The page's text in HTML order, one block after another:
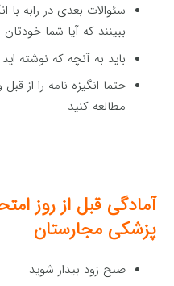
سئوالات بعدی در رابه
ببینند که آیا شما خودتان
باید به آنچه که نوشته
حتما انگیزه نامه را از
مطالعه کنید
آمادگی قبل از روز
پزشکی مجارستان
صبح زود بیدار شوید